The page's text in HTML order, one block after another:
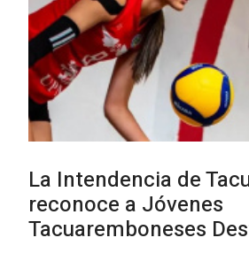
vacunación
meningococo
03-08-2026